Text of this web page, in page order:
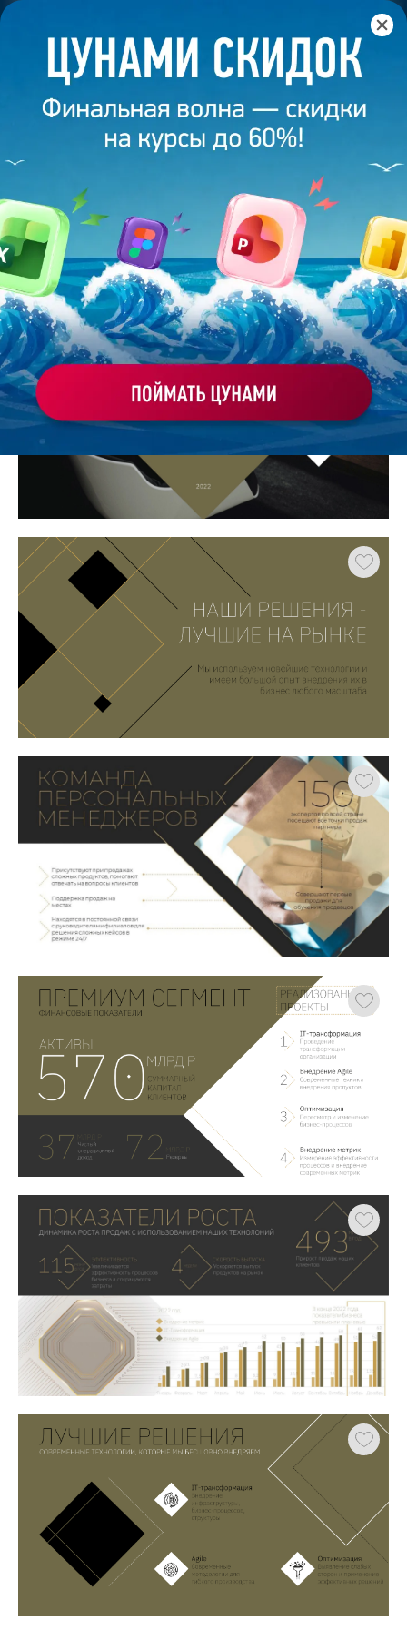
Главная /Банк слайдов / Презентация 80 – Власова
ПРЕЗЕНТАЦИЯ 80 - ВЛАСОВА
Моё избранное
Работа
студента
ХОЧУ ЗАКАЗАТЬ ТАКУЮ ПРЕЗЕНТАЦИЮ